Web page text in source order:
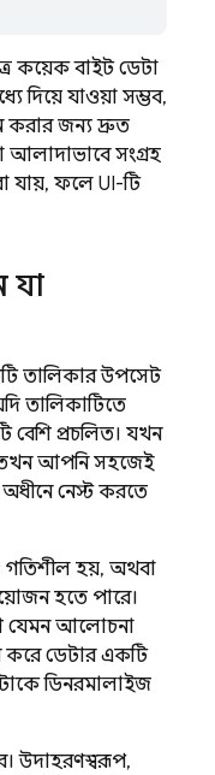
কয়েক বাইট ডেটা
দিয়ে যাওয়া সম্ভব,
করার জন্য দ্রুত
আলাদাভাবে সংগ্রহ
যায়, ফলে UI-টি
যা
তালিকার উপসেট
তালিকাটিতে
বেশি প্রচলিত। যখন
তখন আপনি সহজেই
নেস্ট করতে
হয়, অথবা
হতে পারে।
যেমন আলোচনা
করে ডেটার একটি
ডিনরমালাইজ
উদাহরণস্বরূপ,